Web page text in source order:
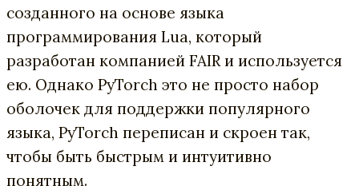
созданного на основе языка
программирования Lua, который
разработан компанией FAIR и используется
ею. Однако PyTorch это не просто набор
оболочек для поддержки популярного
языка, PyTorch переписан и скроен так,
чтобы быть быстрым и интуитивно
понятным.